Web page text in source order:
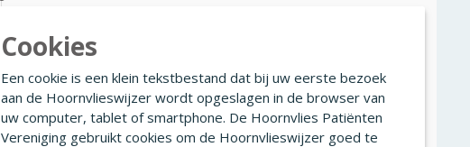
Agnieta (66)
Jilles (17)
Cookies
Een cookie is een klein tekstbestand dat bij uw eerste bezoek
aan de Hoornvlieswijzer wordt opgeslagen in de browser van
uw computer, tablet of smartphone. De Hoornvlies Patiënten
Vereniging gebruikt cookies om de Hoornvlieswijzer goed te